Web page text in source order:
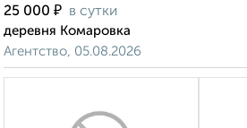
25 000 ₽ в сутки
деревня Комаровка
Агентство, 05.08.2026